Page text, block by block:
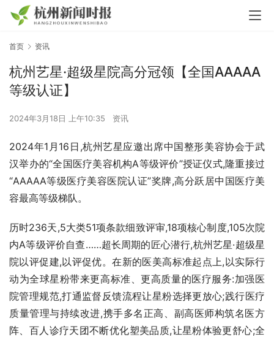
首页 资讯
杭州艺星·超级星院高分冠领【全国AAAAA
等级认证】
2024年3月18日 上午10:35 资讯
2024年1月16日,杭州艺星应邀出席中国整形美容协会于武
汉举办的“全国医疗美容机构A等级评价”授证仪式,隆重接过
“AAAAA等级医疗美容医院认证”奖牌,高分跃居中国医疗美
容最高等级梯队。
历时236天,5大类51项条款细致评审,18项核心制度,105次院
内A等级评价自查……超长周期的匠心潜行,杭州艺星·超级星
院以评促建,以评促优。在新的医美高标准起点上,以实际行
动为全球星粉带来更高标准、更高质量的医疗服务:加强医
院管理规范,打通监督反馈流程让星粉选择更放心;践行医疗
质量管理与持续改进,携手多名正高、副高医师构筑名医方
阵、百人诊疗天团不断优化塑美品质,让星粉体验更舒心;全